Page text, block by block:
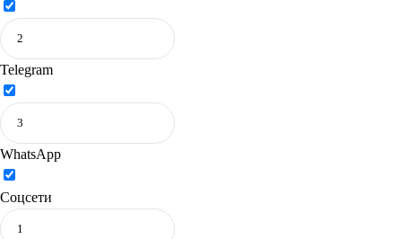
Telegram
WhatsApp
Соцсети